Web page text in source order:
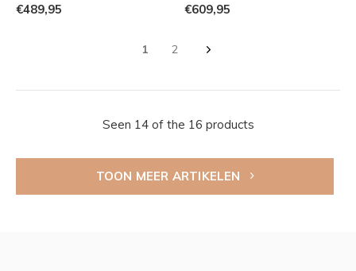
€489,95
€609,95
1 2
Seen 14 of the 16 products
TOON MEER ARTIKELEN